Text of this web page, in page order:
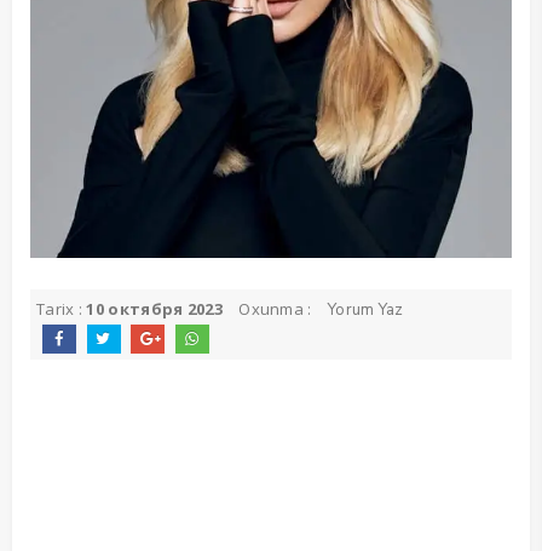
Tarix :10 октября 2023 Oxunma : Yorum Yaz